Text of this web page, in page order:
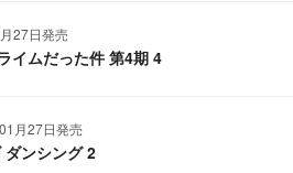
27日発売
イムだった件 第4期 4
月27日発売
ダンシング 2